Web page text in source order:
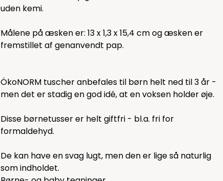
uden kemi.
Målene på æsken er: 13 x 1,3 x 15,4 cm og æsken er
fremstillet af genanvendt pap.
ÖkoNORM tuscher anbefales til børn helt ned til 3 år -
men det er stadig en god idé, at en voksen holder øje.
Disse børnetusser er helt giftfri - bl.a. fri for
formaldehyd.
De kan have en svag lugt, men den er lige så naturlig
som indholdet.